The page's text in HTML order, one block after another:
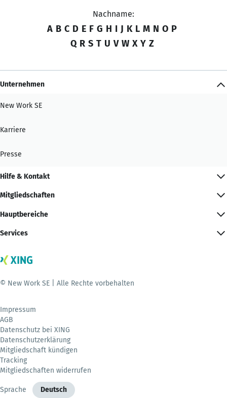
Nachname:
A B C D E F G H I J K L M N O P
Q R S T U V W X Y Z
Unternehmen
New Work SE
Karriere
Presse
Hilfe & Kontakt
Mitgliedschaften
Hauptbereiche
Services
© New Work SE | Alle Rechte vorbehalten
Impressum
AGB
Datenschutz bei XING
Datenschutzerklärung
Mitgliedschaft kündigen
Tracking
Mitgliedschaften widerrufen
Sprache Deutsch